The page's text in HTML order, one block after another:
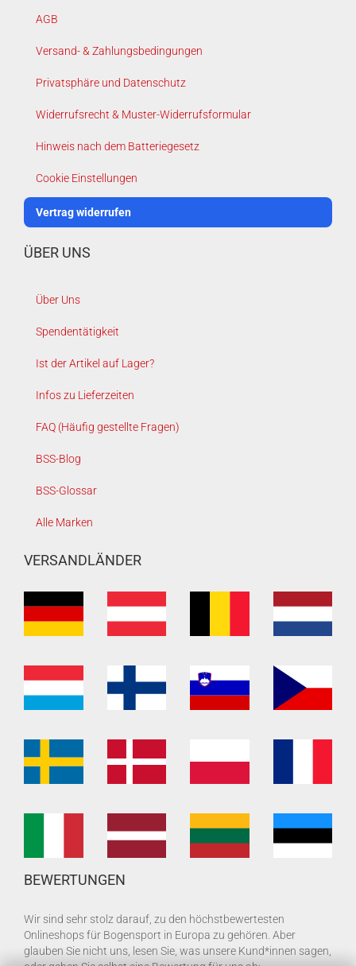
AGB
Versand- & Zahlungsbedingungen
Privatsphäre und Datenschutz
Widerrufsrecht & Muster-Widerrufsformular
Hinweis nach dem Batteriegesetz
Cookie Einstellungen
Vertrag widerrufen
ÜBER UNS
Über Uns
Spendentätigkeit
Ist der Artikel auf Lager?
Infos zu Lieferzeiten
FAQ (Häufig gestellte Fragen)
BSS-Blog
BSS-Glossar
Alle Marken
VERSANDLÄNDER
BEWERTUNGEN
Wir sind sehr stolz darauf, zu den höchstbewertesten
Onlineshops für Bogensport in Europa zu gehören. Aber
glauben Sie nicht uns, lesen Sie, was unsere Kund*innen sagen,